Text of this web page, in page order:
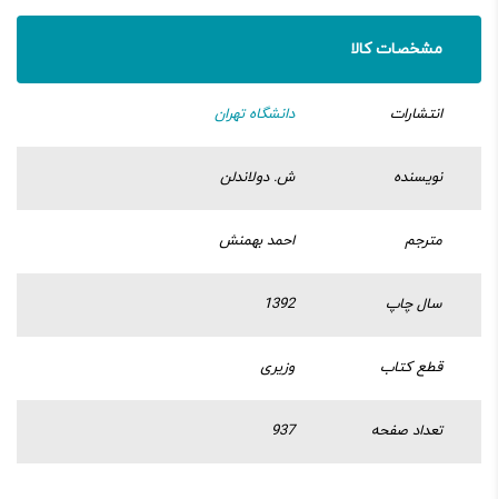
مشخصات کالا
انتشارات دانشگاه تهران
نویسنده ش. دولاندلن
مترجم احمد بهمنش
سال چاپ 1392
قطع کتاب وزیری
تعداد صفحه 937